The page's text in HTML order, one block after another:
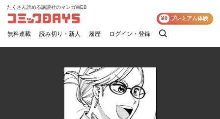
コミックDAYS
たくさん読める講談社のマンガWEB
無料連載 読み切り・新人 履歴 ログイン・登録
検
¥0 プレミアム体験